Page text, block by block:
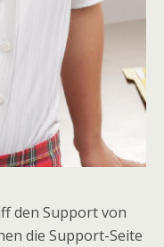
den Support von
die Support-Seite